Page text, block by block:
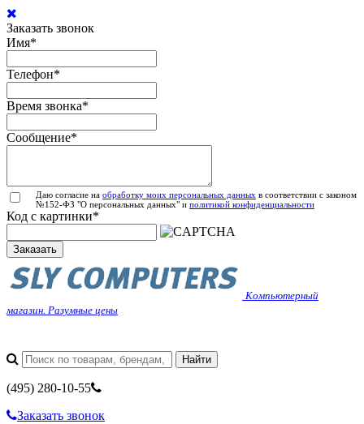
Заказать звонок
Имя*
Телефон*
Время звонка*
Сообщение*
Даю согласие на обработку моих персональных данных в соответствии с законом
№152-ФЗ "О персональных данных" и политикой конфиденциальности
Код с картинки*
Заказать
Компьютерный
магазин. Разумные цены
(495) 280-10-55
Заказать звонок